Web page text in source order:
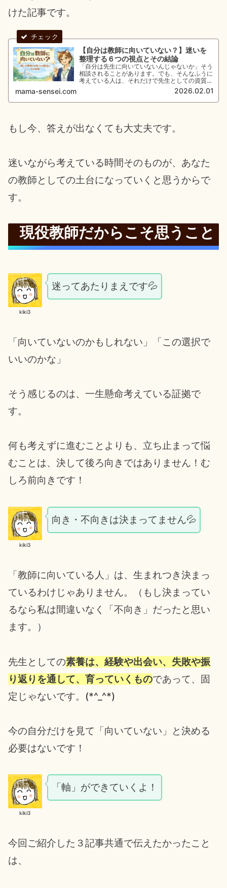
けた記事です。
【自分は教師に向いていない？】迷いを
整理する６つの視点とその結論
「自分は先生に向いていないんじゃないか」そう
相談されることがあります。でも、そんなふうに
考えている人は、それだけで先生としての資質を
もっているんじゃないかなと、私は考えていま
す。教員歴32年目の視点で考える「教師に向い
ている人」をご紹介！
mama-sensei.com 2026.02.01
もし今、答えが出なくても大丈夫です。
迷いながら考えている時間そのものが、あなた
の教師としての土台になっていくと思うからで
す。
現役教師だからこそ思うこと
kiki3
迷ってあたりまえです💦
「向いていないのかもしれない」「この選択で
いいのかな」
そう感じるのは、一生懸命考えている証拠で
す。
何も考えずに進むことよりも、立ち止まって悩
むことは、決して後ろ向きではありません！む
しろ前向きです！
kiki3
向き・不向きは決まってません💦
「教師に向いている人」は、生まれつき決まっ
ているわけじゃありません。（もし決まってい
るなら私は間違いなく「不向き」だったと思い
ます。）
先生としての素養は、経験や出会い、失敗や振
り返りを通して、 育っていくものであって、固
定じゃないです。(*^_^*)
今の自分だけを見て「向いていない」と決める
必要はないです！
kiki3
「軸」ができていくよ！
今回ご紹介した３記事共通で伝えたかったこと
は、